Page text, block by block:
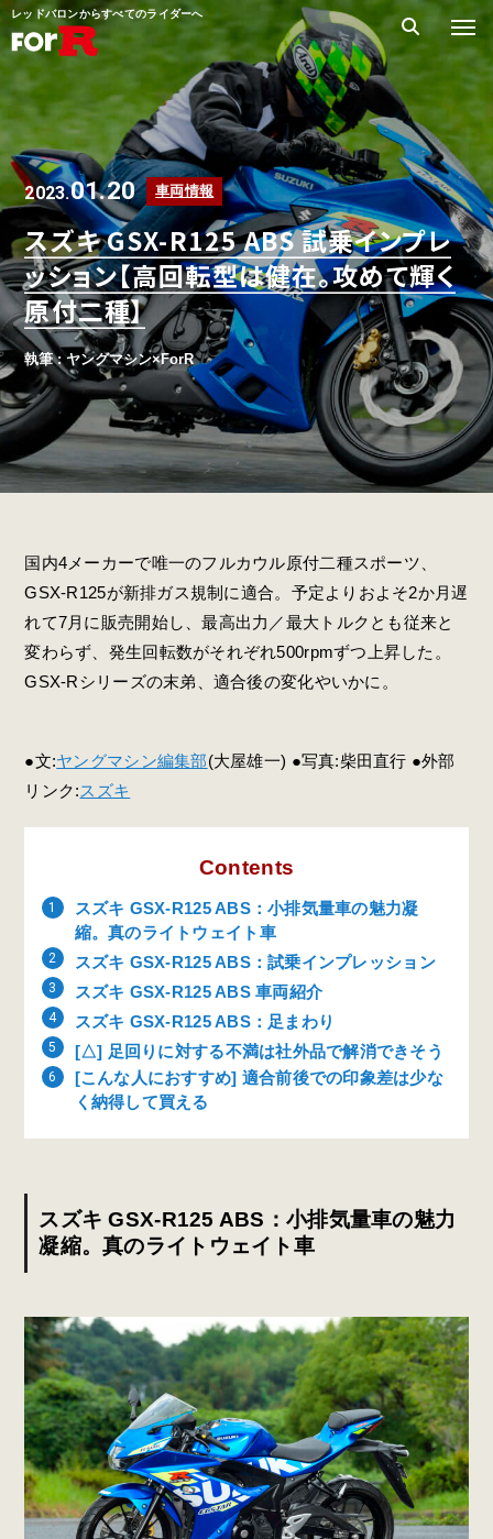
レッドバロンからすべてのライダーへ
2023.01.20 車両情報
スズキ GSX-R125 ABS 試乗インプレ
ッション【高回転型は健在。攻めて輝く
原付二種】
執筆 : ヤングマシン×ForR
国内4メーカーで唯一のフルカウル原付二種スポーツ、
GSX-R125が新排ガス規制に適合。予定よりおよそ2か月遅
れて7月に販売開始し、最高出力／最大トルクとも従来と
変わらず、発生回転数がそれぞれ500rpmずつ上昇した。
GSX-Rシリーズの末弟、適合後の変化やいかに。
●文:ヤングマシン編集部(大屋雄一) ●写真:柴田直行 ●外部
リンク:スズキ
Contents
スズキ GSX-R125 ABS：小排気量車の魅力凝
縮。真のライトウェイト車
スズキ GSX-R125 ABS：試乗インプレッション
スズキ GSX-R125 ABS 車両紹介
スズキ GSX-R125 ABS：足まわり
[△] 足回りに対する不満は社外品で解消できそう
[こんな人におすすめ] 適合前後での印象差は少な
く納得して買える
スズキ GSX-R125 ABS：小排気量車の魅力
凝縮。真のライトウェイト車